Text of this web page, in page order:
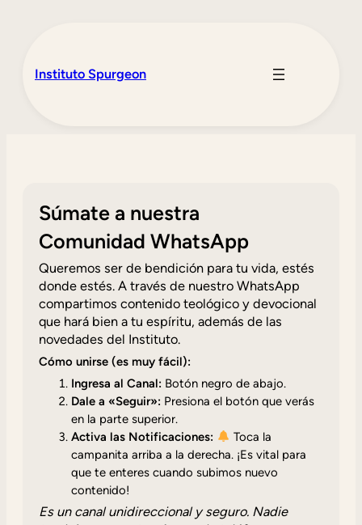
Instituto Spurgeon
Súmate a nuestra
Comunidad WhatsApp
Queremos ser de bendición para tu vida, estés
donde estés. A través de nuestro WhatsApp
compartimos contenido teológico y devocional
que hará bien a tu espíritu, además de las
novedades del Instituto.
Cómo unirse (es muy fácil):
Ingresa al Canal: Botón negro de abajo.
Dale a «Seguir»: Presiona el botón que verás
en la parte superior.
Activa las Notificaciones:
Toca la
campanita arriba a la derecha. ¡Es vital para
que te enteres cuando subimos nuevo
contenido!
Es un canal unidireccional y seguro. Nadie